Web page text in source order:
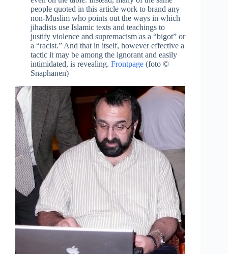
people quoted in this article work to brand any
non-Muslim who points out the ways in which
jihadists use Islamic texts and teachings to
justify violence and supremacism as a “bigot” or
a “racist.” And that in itself, however effective a
tactic it may be among the ignorant and easily
intimidated, is revealing. Frontpage (foto ©
Snaphanen)